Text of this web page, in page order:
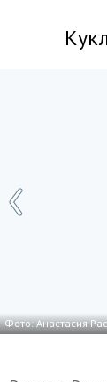
Фото: Анастасия